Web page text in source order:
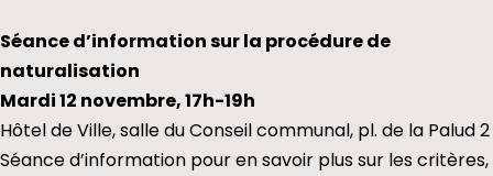
Séance d’information sur la procédure de
naturalisation
Mardi 12 novembre, 17h-19h
Hôtel de Ville, salle du Conseil communal, pl. de la Palud 2
Séance d’information pour en savoir plus sur les critères,